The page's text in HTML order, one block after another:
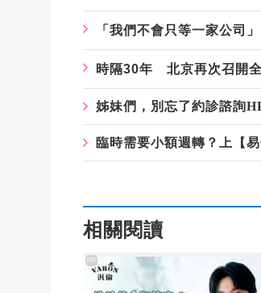
「我們不會只等一家公
時隔30年 北京再次召開
姊妹們，別忘了約診諮詢
臨時需要小額週轉？上【
相關閱讀
PR